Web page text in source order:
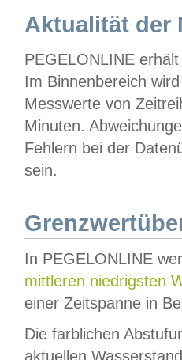
Aktualität der
PEGELONLINE
Im Binnenbereich
Messwerte von
Minuten.
Fehlern bei der
sein.
In PEGELONLINE
mittleren niedrigsten
einer Zeitspanne in
Die farblichen
aktuellen